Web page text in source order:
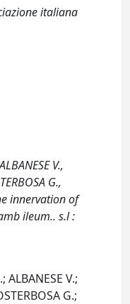
italiana
V.,
G.,
innervation of
ileum.. s.l :
V.;
G.;